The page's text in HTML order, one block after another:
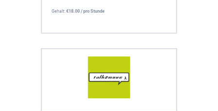
Gehalt: €18.00 / pro Stunde